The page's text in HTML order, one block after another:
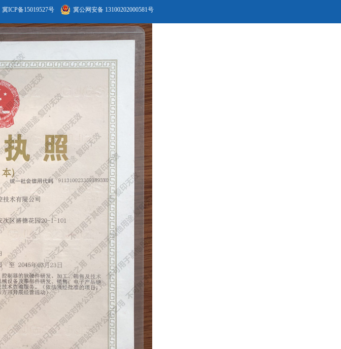
冀ICP备15019527号 冀公网安备 13100202000581号